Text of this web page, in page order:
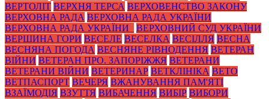
ВЕРТОЛІТ ВЕРХНЯ ТЕРСА ВЕРХОВЕНСТВО ЗАКОНУ
ВЕРХОВНА РАДА ВЕРХОВНА РАДА УКРАЇНИ
ВЕРХОВНА РАДА УКРАЇНИ_
ВЕРХОВНИЙ СУД УКРАЇНИ
ВЕРШИНА ГОРИ ВЕСЕЛЕ ВЕСЕЛКА ВЕСІЛЛЯ ВЕСНА
ВЕСНЯНА ПОГОДА ВЕСНЯНЕ РІВНОДЕННЯ ВЕТЕРАН
ВІЙНИ ВЕТЕРАН ПРО. ЗАПОРІЖЖЯ ВЕТЕРАНИ
ВЕТЕРАНИ ВІЙНИ ВЕТЕРИНАР ВЕТКЛІНІКА ВЕТО
ВЕТПАСПОРТ ВЕЧЕРЯ ВЖАНУВАННЯ ПАМ'ЯТІ
ВЗАЇМОДІЯ ВЗУТТЯ ВИБАЧЕННЯ ВИБІР ВИБОРИ